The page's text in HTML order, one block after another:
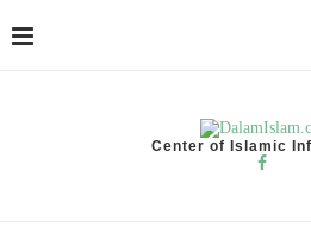
Center of Islamic